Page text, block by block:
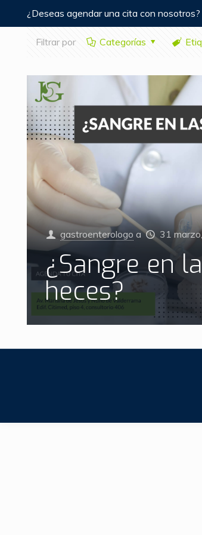
¿Deseas agendar una cita con nosotros?
Filtrar por Categorías
gastroenterologo a 31
¿Sangre en
heces?